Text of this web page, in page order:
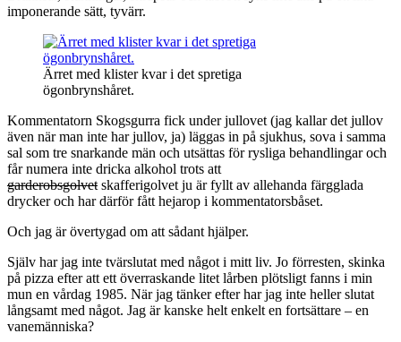
imponerande sätt, tyvärr.
Ärret med klister kvar i det spretiga
ögonbrynshåret.
Kommentatorn Skogsgurra fick under jullovet (jag kallar det jullov
även när man inte har jullov, ja) läggas in på sjukhus, sova i samma
sal som tre snarkande män och utsättas för rysliga behandlingar och
får numera inte dricka alkohol trots att
garderobsgolvet skafferigolvet ju är fyllt av allehanda färgglada
drycker och har därför fått hejarop i kommentatorsbåset.
Och jag är övertygad om att sådant hjälper.
Själv har jag inte tvärslutat med något i mitt liv. Jo förresten, skinka
på pizza efter att ett överraskande litet lårben plötsligt fanns i min
mun en vårdag 1985. När jag tänker efter har jag inte heller slutat
långsamt med något. Jag är kanske helt enkelt en fortsättare – en
vanemänniska?